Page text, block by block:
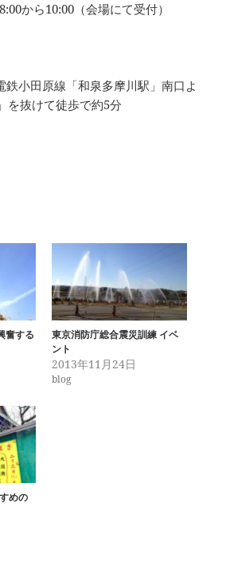
から10:00（会場にて受付）
鉄小田原線「和泉多摩川駅」南口よ
を抜けて徒歩で約5分
奮する
東京消防庁総合震災訓練 イベ
ント
2013年11月24日
blog
めの